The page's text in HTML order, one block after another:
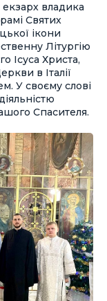
владика
Святих
ікони
Літургію
Ісуса Христа,
в Італії
У своєму слові
Спасителя.